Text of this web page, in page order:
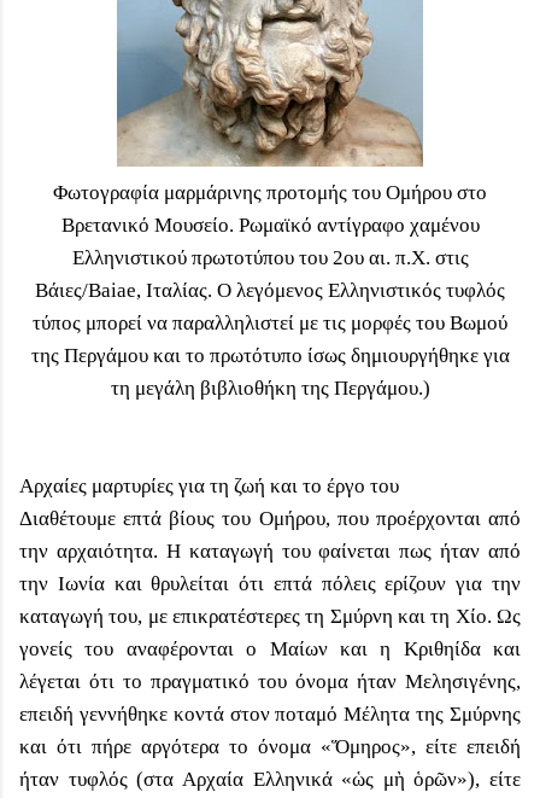
Φωτογραφία μαρμάρινης προτομής του Ομήρου στο
Βρετανικό Μουσείο. Ρωμαϊκό αντίγραφο χαμένου
Ελληνιστικού πρωτοτύπου του 2ου αι. π.Χ. στις
Βάιες/Baiae, Ιταλίας. Ο λεγόμενος Ελληνιστικός τυφλός
τύπος μπορεί να παραλληλιστεί με τις μορφές του Βωμού
της Περγάμου και το πρωτότυπο ίσως δημιουργήθηκε για
τη μεγάλη βιβλιοθήκη της Περγάμου.)
Αρχαίες μαρτυρίες για τη ζωή και το έργο του
Διαθέτουμε επτά βίους του Ομήρου, που προέρχονται από
την αρχαιότητα. Η καταγωγή του φαίνεται πως ήταν από
την Ιωνία και θρυλείται ότι επτά πόλεις ερίζουν για την
καταγωγή του, με επικρατέστερες τη Σμύρνη και τη Χίο. Ως
γονείς του αναφέρονται ο Μαίων και η Κριθηίδα και
λέγεται ότι το πραγματικό του όνομα ήταν Μελησιγένης,
επειδή γεννήθηκε κοντά στον ποταμό Μέλητα της Σμύρνης
και ότι πήρε αργότερα το όνομα «Ὅμηρος», είτε επειδή
ήταν τυφλός (στα Αρχαία Ελληνικά «ὡς μὴ ὁρῶν»), είτε